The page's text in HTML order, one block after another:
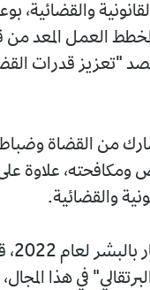
والقضائية،
العمل المعد من
"تعزيز قدرات
يشارك في هذه اللقاءات 100
ومكافحته، علاوة
والقضائية.
وكان
في هذا